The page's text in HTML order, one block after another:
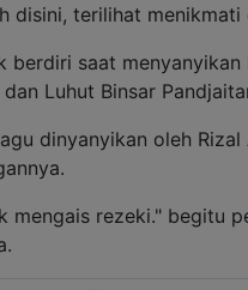
terilihat
berdiri saat
Luhut Binsar
dinyanyikan oleh
mengais rezeki." begitu